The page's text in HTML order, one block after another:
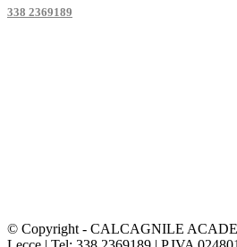
338 2369189
© Copyright - CALCAGNILE